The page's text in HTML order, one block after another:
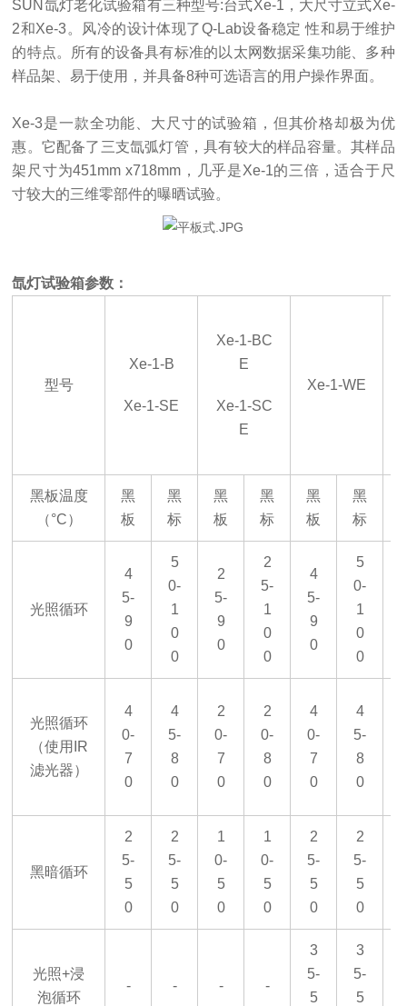
SUN氙灯老化试验箱有三种型号:台式Xe-1，大尺寸立式Xe-
2和Xe-3。风冷的设计体现了Q-Lab设备稳定 性和易于维护
的特点。所有的设备具有标准的以太网数据采集功能、多种
样品架、易于使用，并具备8种可选语言的用户操作界面。
Xe-3是一款全功能、大尺寸的试验箱，但其价格却极为优
惠。它配备了三支氙弧灯管，具有较大的样品容量。其样品
架尺寸为451mm x718mm，几乎是Xe-1的三倍，适合于尺
寸较大的三维零部件的曝晒试验。
氙灯试验箱参数：
型号
Xe-1-B
Xe-1-SE
Xe-1-BC
E
Xe-1-SC
E
Xe-1-WE
黑板温度
（°C）
黑
板
黑
标
黑
板
黑
标
黑
板
黑
标
光照循环
4
5-
9
0
5
0-
1
0
0
2
5-
9
0
2
5-
1
0
0
4
5-
9
0
5
0-
1
0
0
光照循环
（使用 IR
滤光器）
4
0-
7
0
4
5-
8
0
2
0-
7
0
2
0-
8
0
4
0-
7
0
4
5-
8
0
黑暗循环
2
5-
5
0
2
5-
5
0
1
0-
5
0
1
0-
5
0
2
5-
5
0
2
5-
5
0
光照+浸
泡循环
- - - -
3
5-
5
3
5-
5